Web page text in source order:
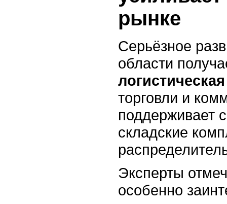
рынке
Серьёзное
области
торговли и
поддерживает
складские
Эксперты
особенно